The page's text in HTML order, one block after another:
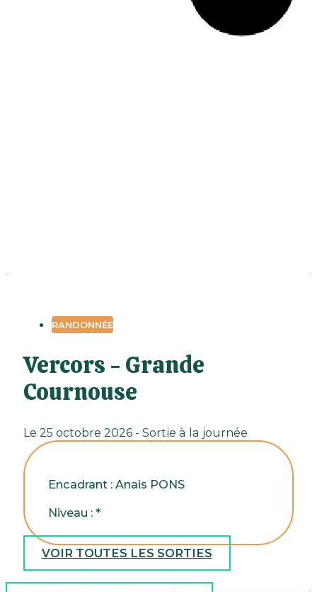
RANDONNÉE
Vercors - Grande
Cournouse
Le 25 octobre 2026 - Sortie à la journée
Encadrant : Anais PONS
Niveau : *
VOIR TOUTES LES SORTIES